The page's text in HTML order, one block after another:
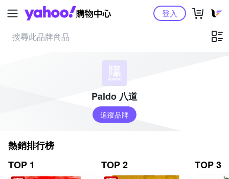
Yahoo購物中心登入
Paldo 八道
追蹤品牌
熱銷排行榜
TOP 1
TOP 2 TOP 3